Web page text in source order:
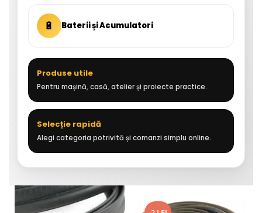
🔋 Baterii și Acumulatori
Produse utile
Pentru mașină, casă, atelier și proiecte practice.
Selecție rapidă
Alegi categoria potrivită și comanzi simplu online.